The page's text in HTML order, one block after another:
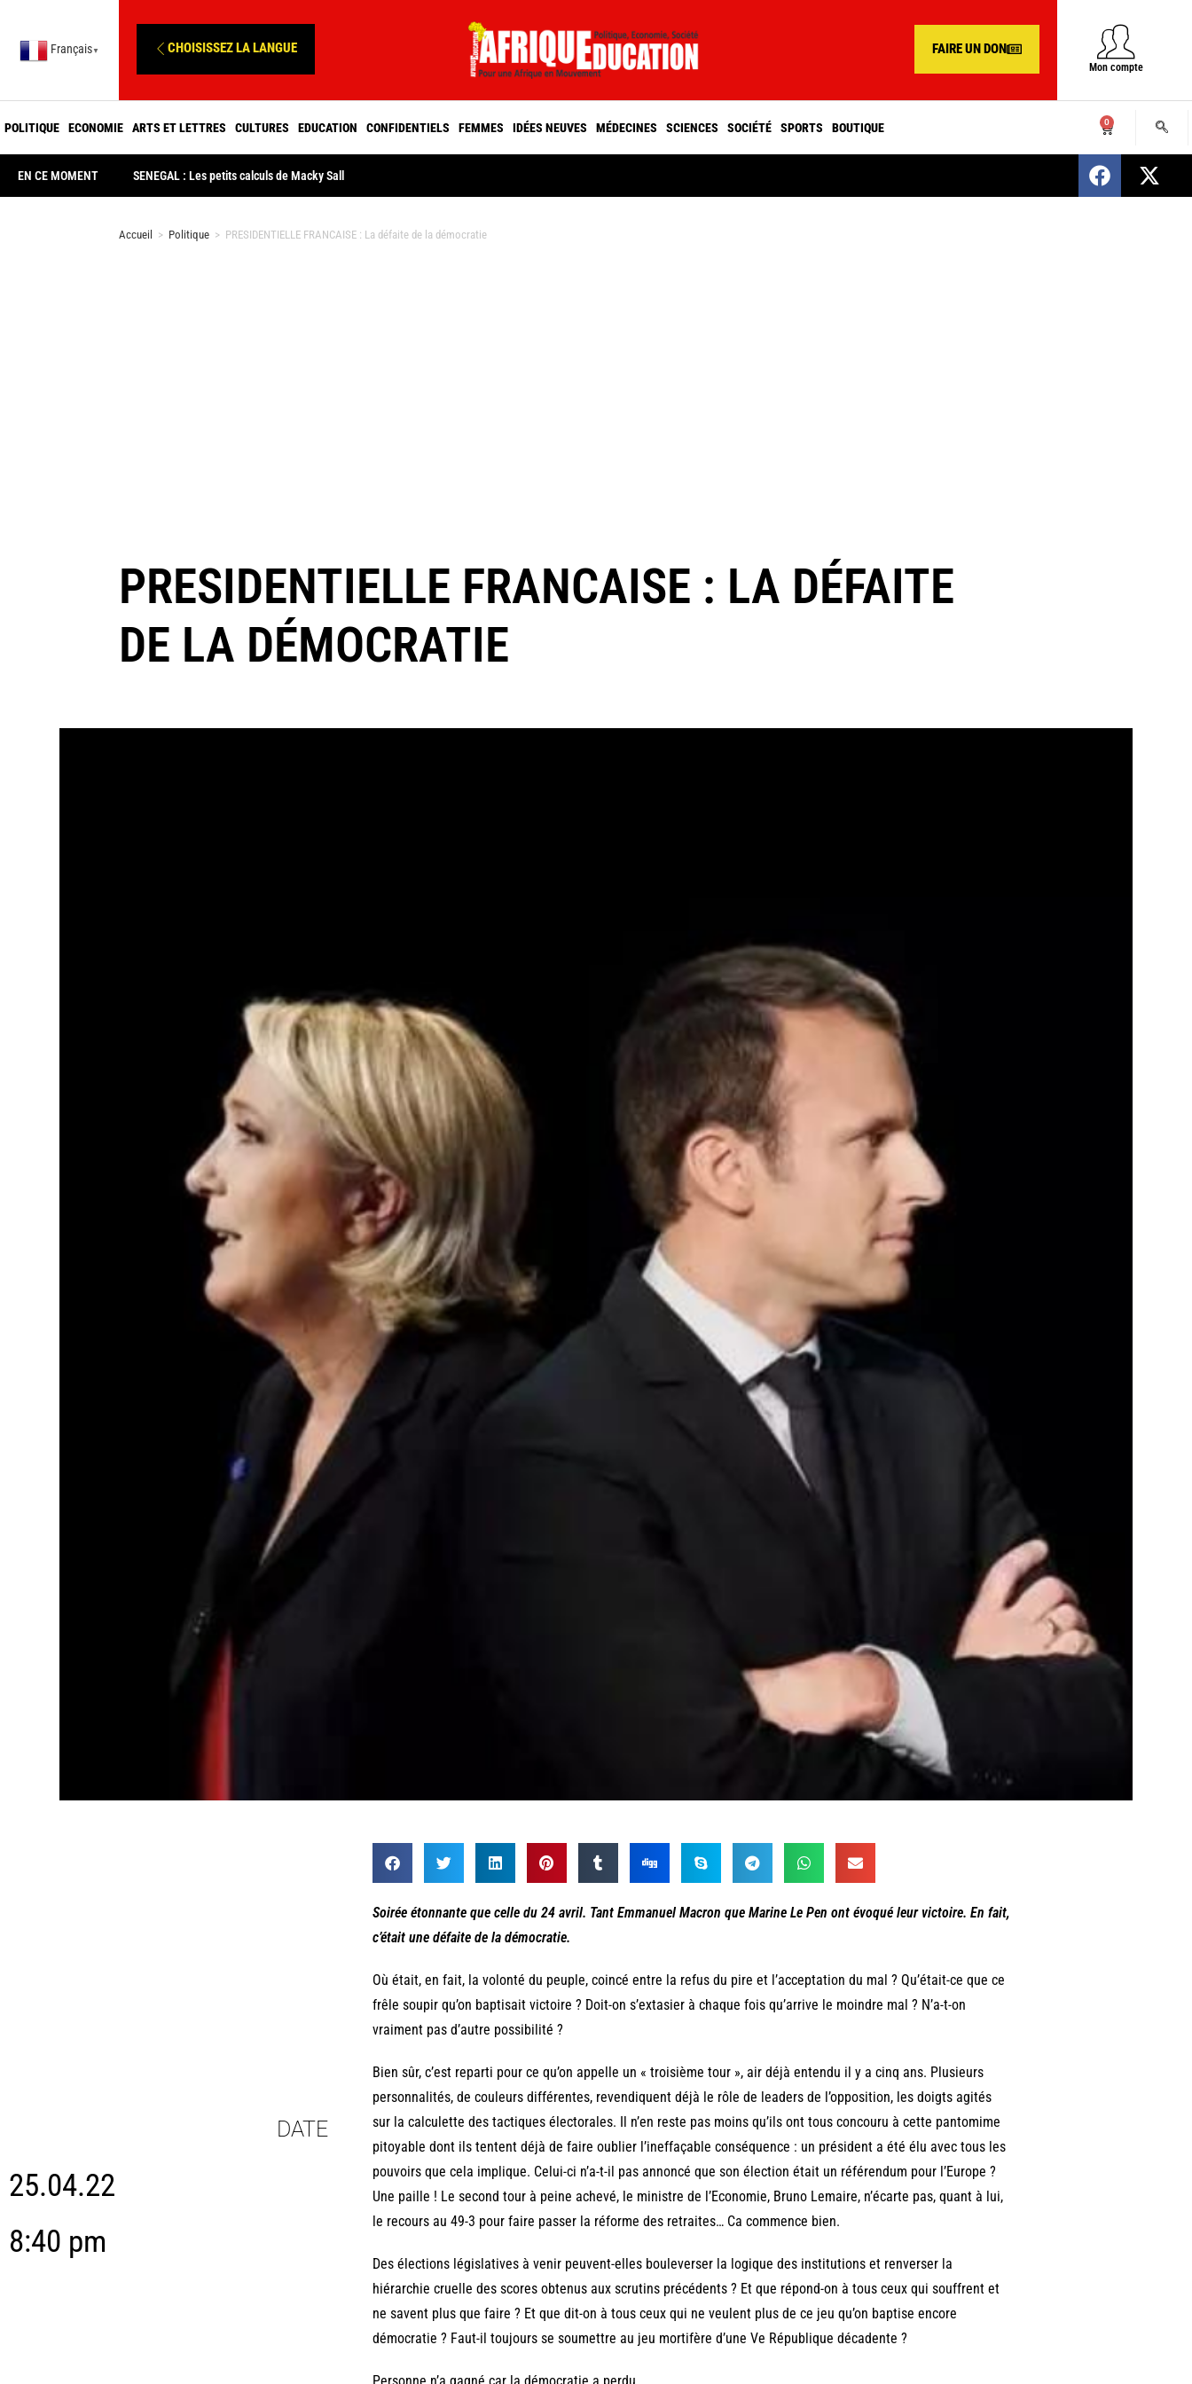
Français ▼ CHOISISSEZ LA LANGUE FAIRE UN DON
Mon compte
POLITIQUE ECONOMIE ARTS ET LETTRES CULTURES EDUCATION CONFIDENTIELS FEMMES IDÉES NEUVES MÉDECINES SCIENCES SOCIÉTÉ SPORTS BOUTIQUE 0
EN CE MOMENT SENEGAL : Les petits calculs de Macky Sall SENEGAL : Nomination d’un nouveau
Accueil > Politique > PRESIDENTIELLE FRANCAISE : La défaite de la démocratie
PRESIDENTIELLE FRANCAISE : LA DÉFAITE
DE LA DÉMOCRATIE
DATE
25.04.22
8:40 pm
Soirée étonnante que celle du 24 avril. Tant Emmanuel Macron que Marine Le Pen ont évoqué leur victoire. En fait,
c’était une défaite de la démocratie.
Où était, en fait, la volonté du peuple, coincé entre la refus du pire et l’acceptation du mal ? Qu’était-ce que ce
frêle soupir qu’on baptisait victoire ? Doit-on s’extasier à chaque fois qu’arrive le moindre mal ? N’a-t-on
vraiment pas d’autre possibilité ?
Bien sûr, c’est reparti pour ce qu’on appelle un « troisième tour », air déjà entendu il y a cinq ans. Plusieurs
personnalités, de couleurs différentes, revendiquent déjà le rôle de leaders de l’opposition, les doigts agités
sur la calculette des tactiques électorales. Il n’en reste pas moins qu’ils ont tous concouru à cette pantomime
pitoyable dont ils tentent déjà de faire oublier l’ineffaçable conséquence : un président a été élu avec tous les
pouvoirs que cela implique. Celui-ci n’a-t-il pas annoncé que son élection était un référendum pour l’Europe ?
Une paille ! Le second tour à peine achevé, le ministre de l’Economie, Bruno Lemaire, n’écarte pas, quant à lui,
le recours au 49-3 pour faire passer la réforme des retraites… Ca commence bien.
Des élections législatives à venir peuvent-elles bouleverser la logique des institutions et renverser la
hiérarchie cruelle des scores obtenus aux scrutins précédents ? Et que répond-on à tous ceux qui souffrent et
ne savent plus que faire ? Et que dit-on à tous ceux qui ne veulent plus de ce jeu qu’on baptise encore
démocratie ? Faut-il toujours se soumettre au jeu mortifère d’une Ve République décadente ?